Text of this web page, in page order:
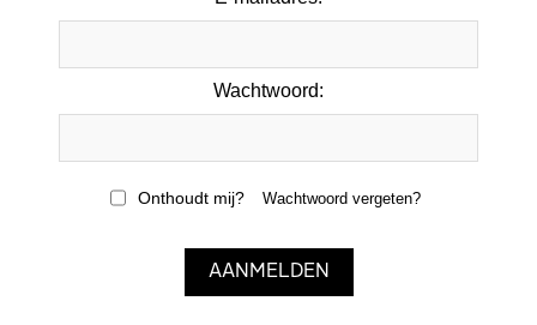
Wachtwoord:
Onthoudt mij? Wachtwoord vergeten?